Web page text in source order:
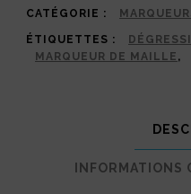
d'Hiver
CATÉGORIE :
ÉTIQUETTES :
MARQUEUR DE MAILLE ,
INFORMATIONS